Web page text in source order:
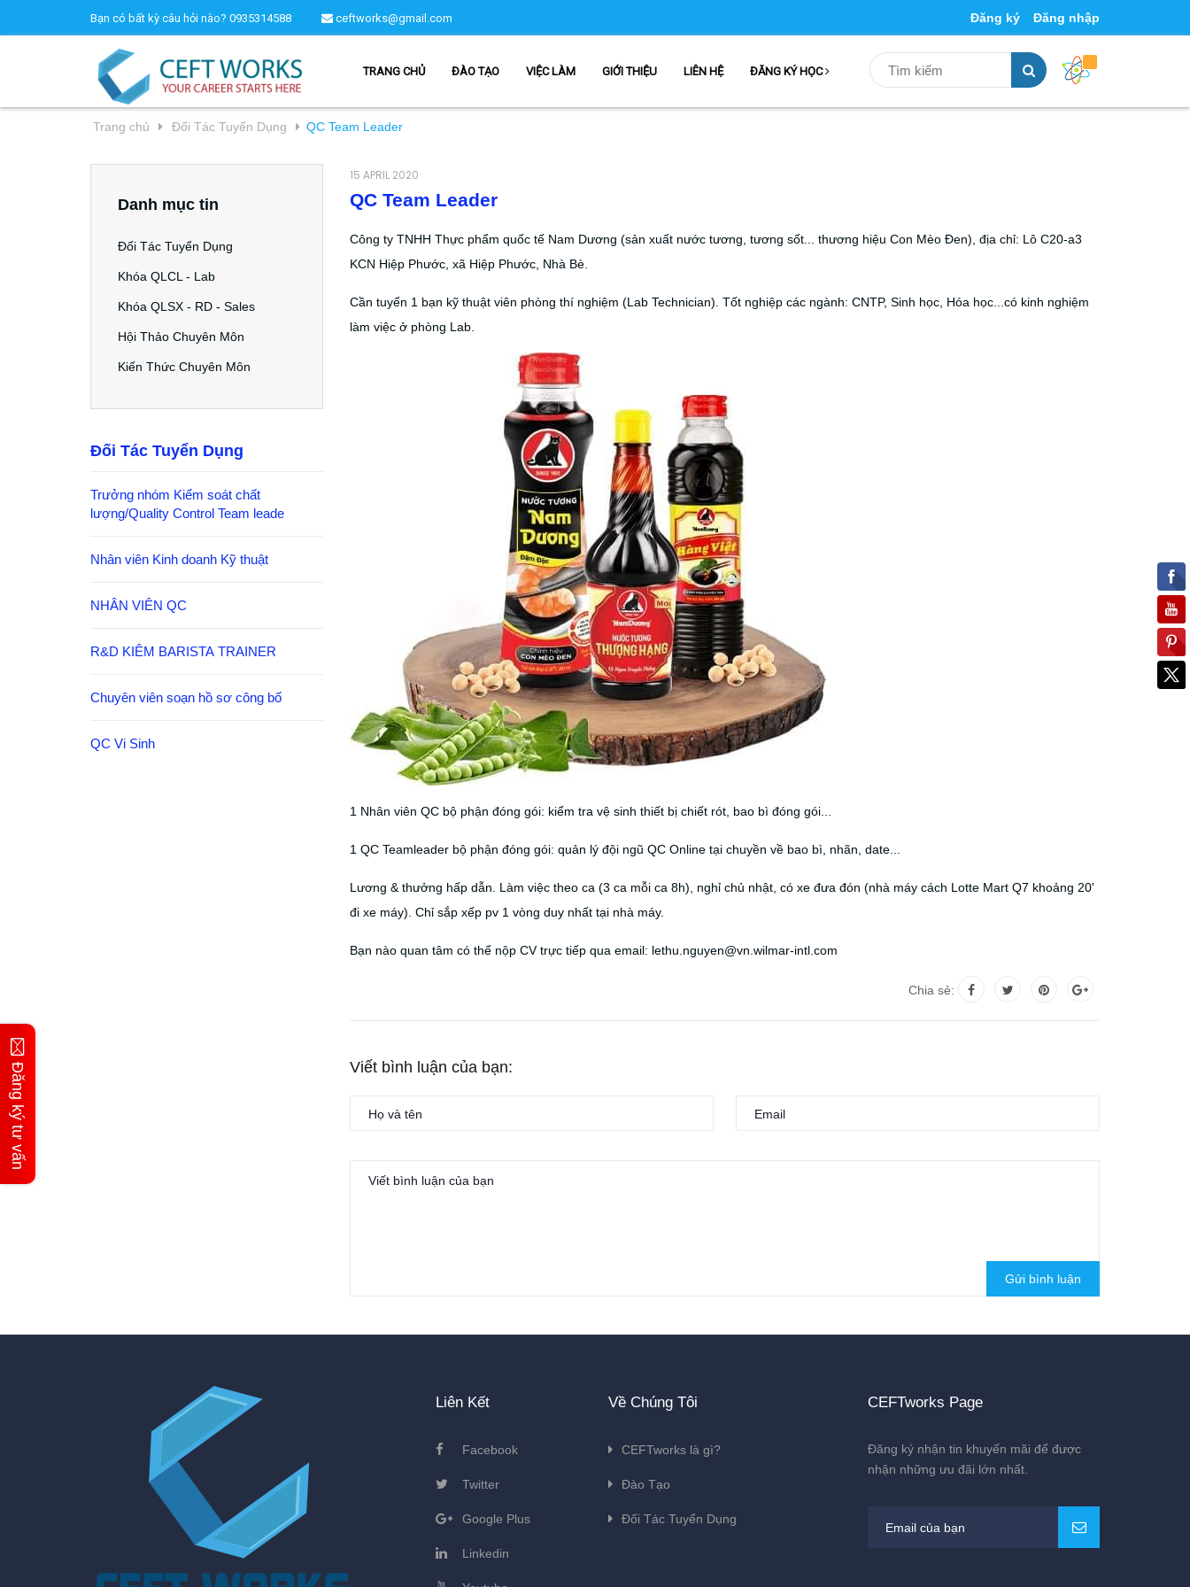
Bạn có bất kỳ câu hỏi nào? 0935314588 ceftworks@gmail.com Đăng ký Đăng nhập
TRANG CHỦ ĐÀO TẠO VIỆC LÀM GIỚI THIỆU LIÊN HỆ ĐĂNG KÝ HỌC
Trang chủ Đối Tác Tuyển Dụng QC Team Leader
15 APRIL 2020
QC Team Leader
Công ty TNHH Thực phẩm quốc tế Nam Dương (sản xuất nước tương, tương sốt... thương hiệu Con Mèo Đen), địa chỉ: Lô C20-a3
KCN Hiệp Phước, xã Hiệp Phước, Nhà Bè.
Cần tuyển 1 bạn kỹ thuật viên phòng thí nghiệm (Lab Technician). Tốt nghiệp các ngành: CNTP, Sinh học, Hóa học...có kinh nghiệm
làm việc ở phòng Lab.
1 Nhân viên QC bộ phận đóng gói: kiểm tra vệ sinh thiết bị chiết rót, bao bì đóng gói...
1 QC Teamleader bộ phận đóng gói: quản lý đội ngũ QC Online tại chuyền về bao bì, nhãn, date...
Lương & thưởng hấp dẫn. Làm việc theo ca (3 ca mỗi ca 8h), nghỉ chủ nhật, có xe đưa đón (nhà máy cách Lotte Mart Q7 khoảng 20'
đi xe máy). Chỉ sắp xếp pv 1 vòng duy nhất tại nhà máy.
Bạn nào quan tâm có thể nộp CV trực tiếp qua email: lethu.nguyen@vn.wilmar-intl.com
Chia sẻ:
Viết bình luận của bạn:
Gửi bình luận
Danh mục tin
Đối Tác Tuyển Dụng
Khóa QLCL - Lab
Khóa QLSX - RD - Sales
Hội Thảo Chuyên Môn
Kiến Thức Chuyên Môn
Đối Tác Tuyển Dụng
Trưởng nhóm Kiểm soát chất
lượng/Quality Control Team leade
Nhân viên Kinh doanh Kỹ thuật
NHÂN VIÊN QC
R&D KIÊM BARISTA TRAINER
Chuyên viên soạn hồ sơ công bố
QC Vi Sinh
Liên Kết
Facebook
Twitter
Google Plus
Linkedin
Về Chúng Tôi
CEFTworks là gì?
Đào Tạo
Đối Tác Tuyển Dụng
CEFTworks Page
Đăng ký nhận tin khuyến mãi để được
nhận những ưu đãi lớn nhất.
Đăng ký tư vấn